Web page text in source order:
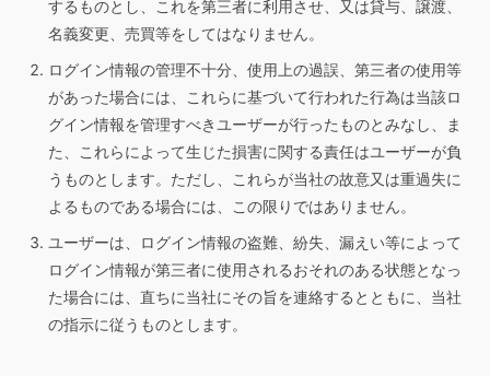
するものとし、これを第三者に利用させ、又は貸与、譲渡、
名義変更、売買等をしてはなりません。
ログイン情報の管理不十分、使用上の過誤、第三者の使用等
があった場合には、これらに基づいて行われた行為は当該ロ
グイン情報を管理すべきユーザーが行ったものとみなし、ま
た、これらによって生じた損害に関する責任はユーザーが負
うものとします。ただし、これらが当社の故意又は重過失に
よるものである場合には、この限りではありません。
ユーザーは、ログイン情報の盗難、紛失、漏えい等によって
ログイン情報が第三者に使用されるおそれのある状態となっ
た場合には、直ちに当社にその旨を連絡するとともに、当社
の指示に従うものとします。